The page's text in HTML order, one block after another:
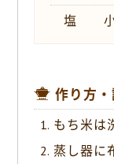
塩 小
作り方
もち米は
蒸し器に